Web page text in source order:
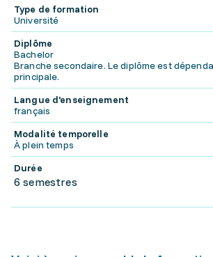
Type de formation
Université
Diplôme
Bachelor
Branche secondaire. Le diplôme est
principale.
Langue d'enseignement
français
Modalité temporelle
À plein temps
Durée
6 semestres